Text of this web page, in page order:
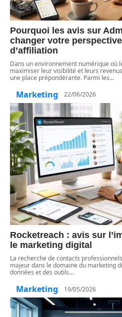
Pourquoi les avis sur
changer votre
d’affiliation
Dans un environnement numérique où
maximiser leur visibilité et leurs
une place prépondérante. Parmi les…
Marketing 22/06/2026
Rocketreach : avis sur
le marketing digital
La recherche de contacts
majeur dans le domaine du marketing
données et des outils…
Marketing 19/05/2026